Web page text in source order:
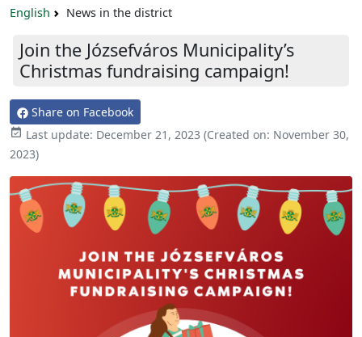
English News in the district
Join the Józsefváros Municipality’s
Christmas fundraising campaign!
Share on Facebook
 Last update: December 21, 2023 (Created on: November 30,
2023)